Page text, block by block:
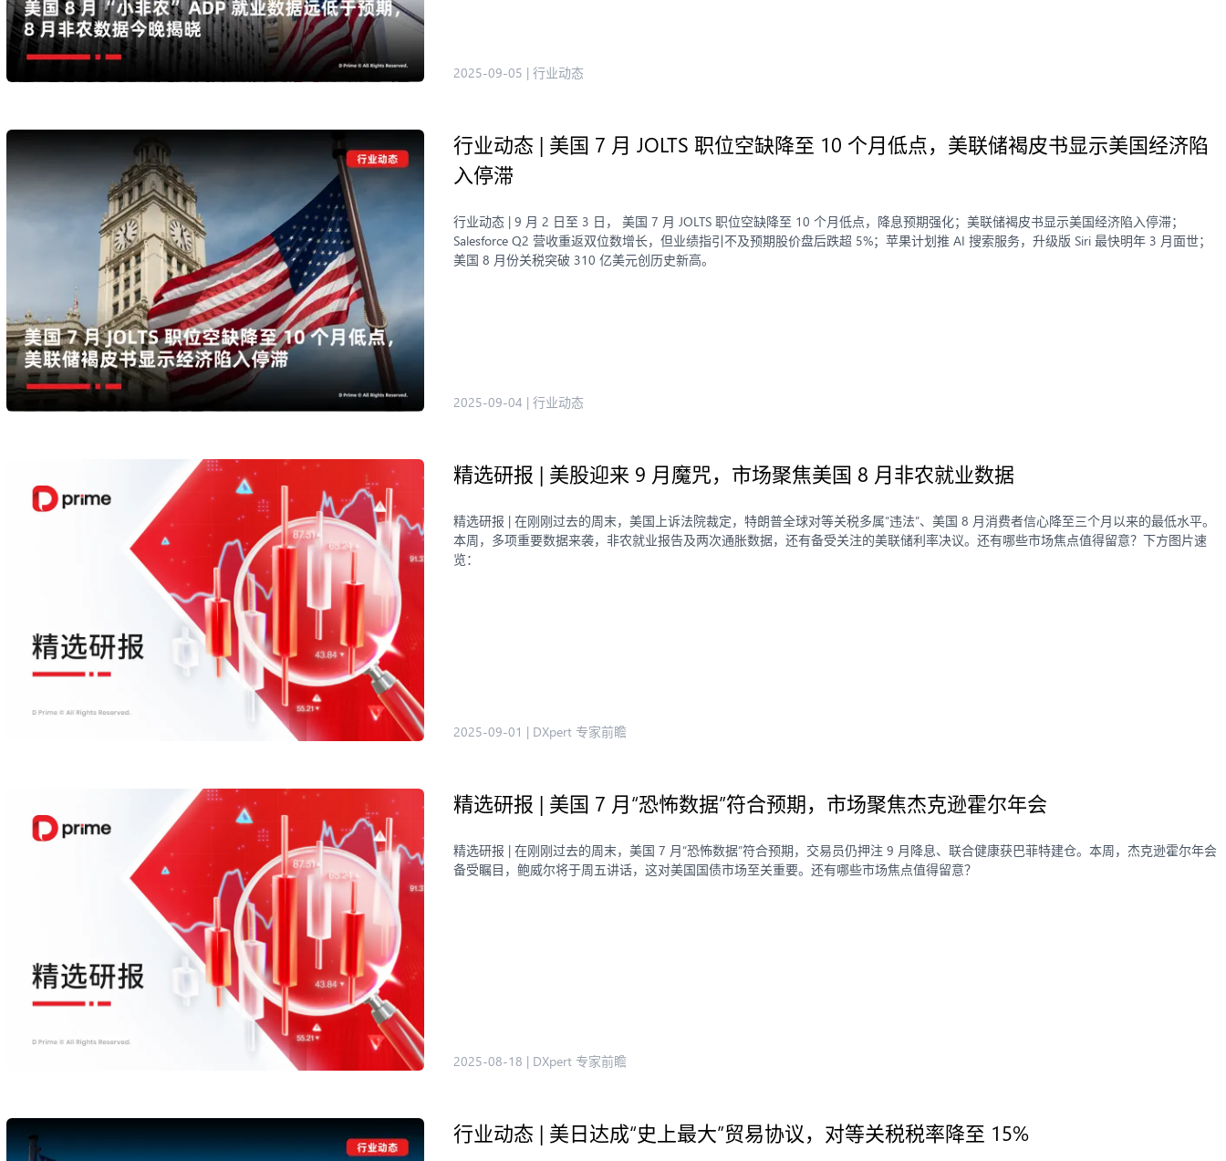
2025-09-05 | 行业动态
2025-09-04 | 行业动态
行业动态 | 美国 7 月 JOLTS 职位空缺降至 10 个月低点，美联储褐皮书显示美国经济陷
入停滞
行业动态 | 9 月 2 日至 3 日， 美国 7 月 JOLTS 职位空缺降至 10 个月低点，降息预期强化；美联储褐皮书显示美国经济陷入停滞；
Salesforce Q2 营收重返双位数增长，但业绩指引不及预期股价盘后跌超 5%；苹果计划推 AI 搜索服务，升级版 Siri 最快明年 3 月面世；
美国 8 月份关税突破 310 亿美元创历史新高。
2025-09-01 | DXpert 专家前瞻
精选研报 | 美股迎来 9 月魔咒，市场聚焦美国 8 月非农就业数据
精选研报 | 在刚刚过去的周末，美国上诉法院裁定，特朗普全球对等关税多属”违法”、美国 8 月消费者信心降至三个月以来的最低水平。
本周，多项重要数据来袭，非农就业报告及两次通胀数据，还有备受关注的美联储利率决议。还有哪些市场焦点值得留意？下方图片速
览：
2025-08-18 | DXpert 专家前瞻
精选研报 | 美国 7 月“恐怖数据”符合预期，市场聚焦杰克逊霍尔年会
精选研报 | 在刚刚过去的周末，美国 7 月“恐怖数据”符合预期，交易员仍押注 9 月降息、联合健康获巴菲特建仓。本周，杰克逊霍尔年会
备受瞩目，鲍威尔将于周五讲话，这对美国国债市场至关重要。还有哪些市场焦点值得留意？
行业动态 | 美日达成“史上最大”贸易协议，对等关税税率降至 15%